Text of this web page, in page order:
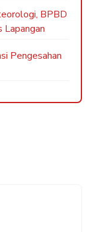
BPBD
Lapangan
Pengesahan